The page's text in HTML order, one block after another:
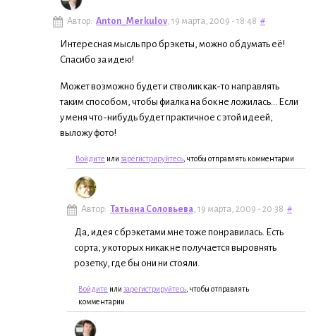
Автор: Anton_Merkulov, 19 марта, 2009 - 18:48 #
Интересная мысль про брэкеты, можно обдумать её!
Спасибо за идею!
Может возможно будет и стволик как-то направлять
таким способом, чтобы фиалка на бок не ложилась... Если
у меня что-нибудь будет практичное с этой идеей,
выложу фото!
Войдите или зарегистрируйтесь , чтобы отправлять комментарии
Автор: Татьяна Соловьева, 19 марта, 2009 - 20:38 #
Да, идея с брэкетами мне тоже понравилась. Есть
сорта, у которых никак не получается выровнять
розетку, где бы они ни стояли.
Войдите или зарегистрируйтесь , чтобы отправлять
комментарии